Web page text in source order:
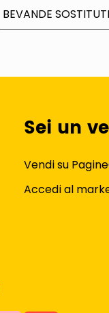
BEVANDE
Sei un
Vendi su
Accedi al